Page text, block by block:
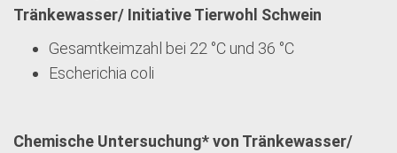
Tränkewasser/ Initiative Tierwohl Schwein
Gesamtkeimzahl bei 22 °C und 36 °C
Escherichia coli
Chemische Untersuchung* von Tränkewasser/